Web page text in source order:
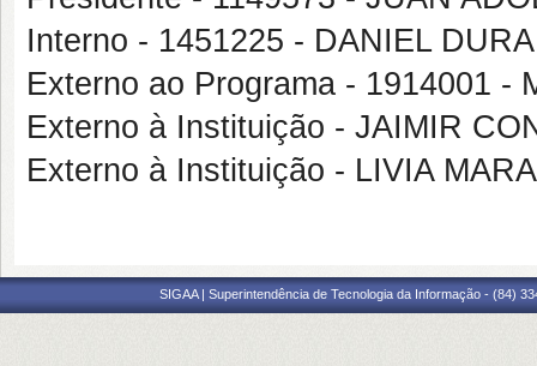
Interno - 1451225 - DANIEL
Externo ao Programa - 1914001 -
Externo à Instituição - JAIMIR
Externo à Instituição - LIVIA
SIGAA | Superintendência de Tecnologia da Informação - (84)